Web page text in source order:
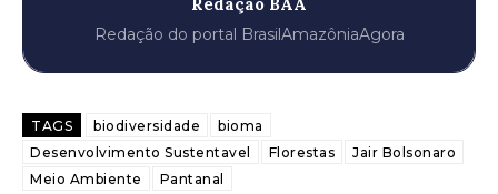
Redação do portal BrasilAmazôniaAgora
TAGS biodiversidade
bioma
Desenvolvimento Sustentavel
Florestas
Jair Bolsonaro
Meio Ambiente
Pantanal